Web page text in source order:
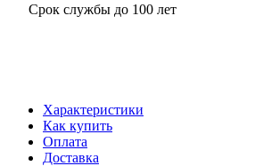
Срок службы до 100 лет
Характеристики
Как купить
Оплата
Доставка